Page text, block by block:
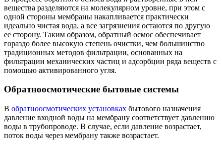
вещества разделяются на молекулярном уровне, при этом с
одной стороны мембраны накапливается практически
идеально чистая вода, а все загрязнения остаются по другую
ее сторону. Таким образом, обратный осмос обеспечивает
гораздо более высокую степень очистки, чем большинство
традиционных методов фильтрации, основанных на
фильтрации механических частиц и адсорбции ряда веществ с
помощью активированного угля.
Обратноосмотические бытовые системы
В обратноосмотических установках бытового назначения
давление входной воды на мембрану соответствует давлению
воды в трубопроводе. В случае, если давление возрастает,
поток воды через мембрану также возрастает.